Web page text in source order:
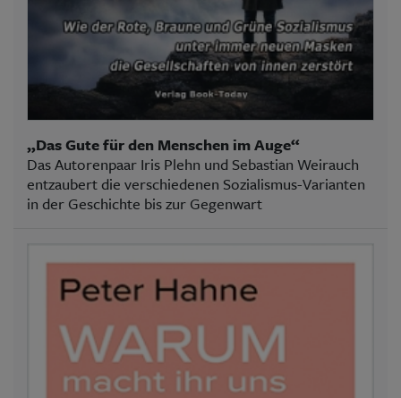
„Das Gute für den Menschen im Auge“
Das Autorenpaar Iris Plehn und Sebastian Weirauch
entzaubert die verschiedenen Sozialismus-Varianten
in der Geschichte bis zur Gegenwart